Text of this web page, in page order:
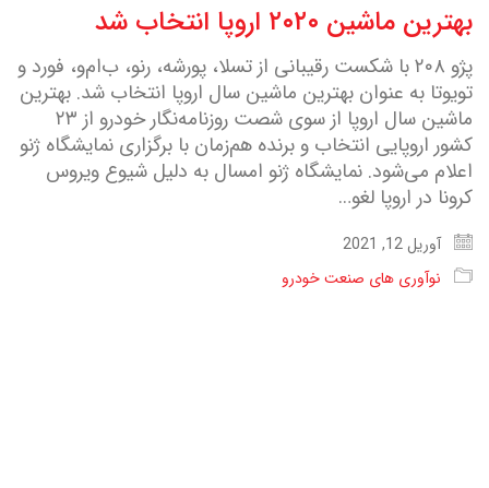
بهترین ماشین ۲۰۲۰ اروپا انتخاب شد
پژو ۲۰۸ با شکست رقیبانی از تسلا، پورشه، رنو، ب‌ام‌و، فورد و
تویوتا به عنوان بهترین ماشین سال اروپا انتخاب شد. بهترین
ماشین سال اروپا از سوی شصت روزنامه‌نگار خودرو از ۲۳
کشور اروپایی انتخاب و برنده هم‌زمان با برگزاری نمایشگاه ژنو
اعلام می‌شود. نمایشگاه ژنو امسال به دلیل شیوع ویروس
کرونا در اروپا لغو…
آوریل 12, 2021
نوآوری های صنعت خودرو